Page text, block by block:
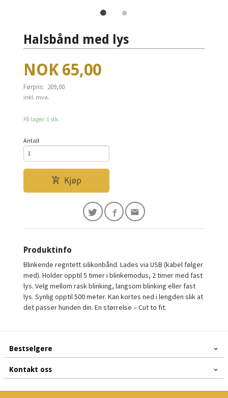
Halsbånd med lys
Tilbud
NOK 65,00
Førpris: 209,00
Rabatt
inkl. mva.
På lager: 1 stk.
Antall
Kjøp
Produktinfo
Blinkende regntett silikonbånd. Lades via USB (kabel følger
med). Holder opptil 5 timer i blinkemodus, 2 timer med fast
lys. Velg mellom rask blinking, langsom blinking eller fast
lys. Synlig opptil 500 meter. Kan kortes ned i lengden slik at
det passer hunden din. En størrelse – Cut to fit.
Bestselgere
Kontakt oss